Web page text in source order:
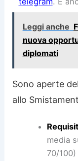
Leggi anche
nuova
diplomati
Sono aperte
allo
media
70/100)